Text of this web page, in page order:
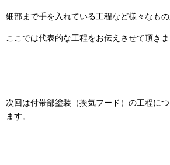
細部まで手を入れている工程など様々なもの
ここでは代表的な工程をお伝えさせて頂きま
次回は付帯部塗装（換気フード）の工程に
ます。